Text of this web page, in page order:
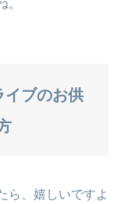
。
イブのお供
ら、嬉しいですよ